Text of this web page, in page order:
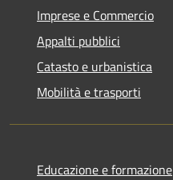
Imprese e Commercio
Appalti pubblici
Catasto e urbanistica
Mobilità e trasporti
Educazione e formazione